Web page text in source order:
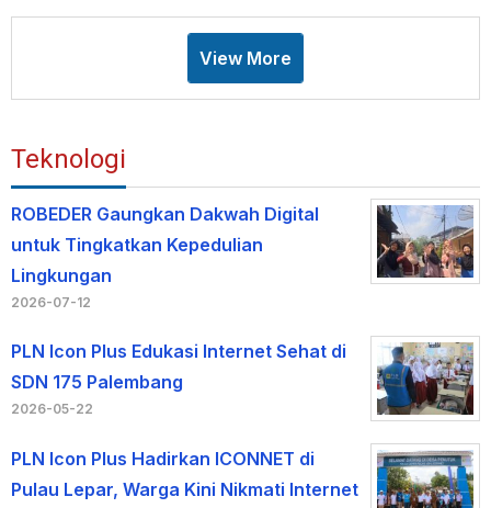
View More
Teknologi
ROBEDER Gaungkan Dakwah Digital
untuk Tingkatkan Kepedulian
Lingkungan
2026-07-12
PLN Icon Plus Edukasi Internet Sehat di
SDN 175 Palembang
2026-05-22
PLN Icon Plus Hadirkan ICONNET di
Pulau Lepar, Warga Kini Nikmati Internet